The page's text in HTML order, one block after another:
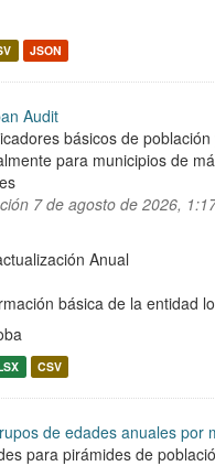
JSON
Audit
básicos de
para municipios de
7 de agosto de 2026,
Anual
básica de la entidad
CSV
de edades anuales por
para pirámides de